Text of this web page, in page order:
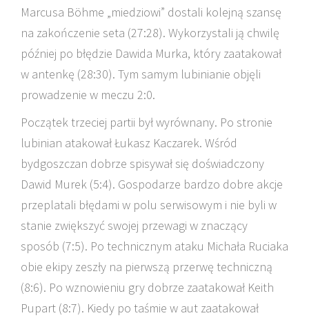
Marcusa Böhme „miedziowi” dostali kolejną szansę
na zakończenie seta (27:28). Wykorzystali ją chwilę
później po błędzie Dawida Murka, który zaatakował
w antenkę (28:30). Tym samym lubinianie objęli
prowadzenie w meczu 2:0.
Początek trzeciej partii był wyrównany. Po stronie
lubinian atakował Łukasz Kaczarek. Wśród
bydgoszczan dobrze spisywał się doświadczony
Dawid Murek (5:4). Gospodarze bardzo dobre akcje
przeplatali błędami w polu serwisowym i nie byli w
stanie zwiększyć swojej przewagi w znaczący
sposób (7:5). Po technicznym ataku Michała Ruciaka
obie ekipy zeszły na pierwszą przerwę techniczną
(8:6). Po wznowieniu gry dobrze zaatakował Keith
Pupart (8:7). Kiedy po taśmie w aut zaatakował